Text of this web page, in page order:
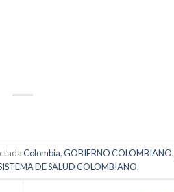
Colombia,GOBIERNO COLOMBIANO,
DE SALUD COLOMBIANO.